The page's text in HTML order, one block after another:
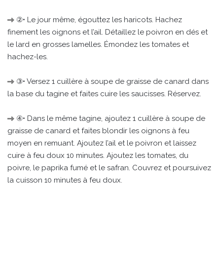
②• Le jour même, égouttez les haricots. Hachez
finement les oignons et l’ail. Détaillez le poivron en dés et
le lard en grosses lamelles. Émondez les tomates et
hachez-les.
③• Versez 1 cuillère à soupe de graisse de canard dans
la base du tagine et faites cuire les saucisses. Réservez.
④• Dans le même tagine, ajoutez 1 cuillère à soupe de
graisse de canard et faites blondir les oignons à feu
moyen en remuant. Ajoutez l’ail et le poivron et laissez
cuire à feu doux 10 minutes. Ajoutez les tomates, du
poivre, le paprika fumé et le safran. Couvrez et poursuivez
la cuisson 10 minutes à feu doux.